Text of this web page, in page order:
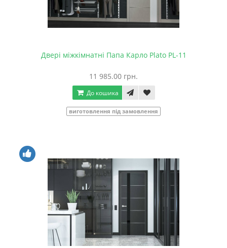
Двері міжкімнатні Папа Карло Plato PL-11
11 985.00 грн.
До кошика
виготовлення під замовлення